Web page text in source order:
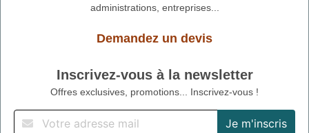
administrations, entreprises...
Demandez un devis
Inscrivez-vous à la newsletter
Offres exclusives, promotions... Inscrivez-vous !